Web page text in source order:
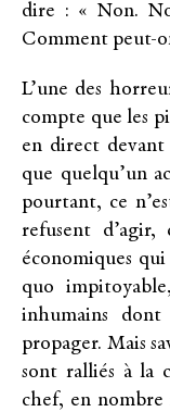
dire : « Non.
Comment peut-
L’une des
compte que les
en direct devant
que quelqu’un
pourtant, ce
refusent
économiques
quo
inhumains
propager. Mais
sont ralliés à la
chef, en nombre